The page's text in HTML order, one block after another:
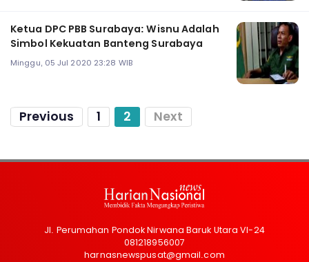
Ketua DPC PBB Surabaya: Wisnu Adalah
Simbol Kekuatan Banteng Surabaya
Minggu, 05 Jul 2020 23:28 WIB
Previous 1 2 Next
Jl. Perumahan Pondok Nirwana Baruk Utara VI-24
081218956007
harnasnewspusat@gmail.com